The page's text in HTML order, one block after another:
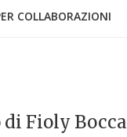
COLLABORAZIONI
Fioly Bocca